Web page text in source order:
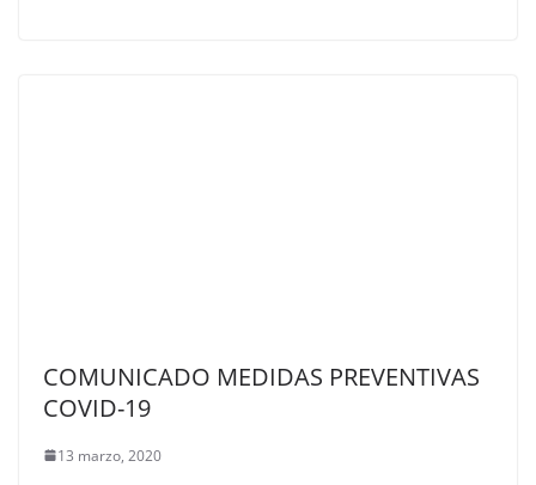
COMUNICADO MEDIDAS PREVENTIVAS
COVID-19
13 marzo, 2020